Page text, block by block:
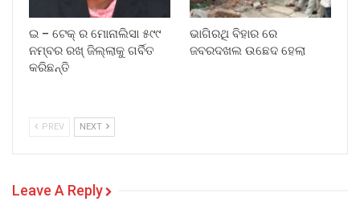
ଇ – ଟେକ୍ ର ମୋନାଲିସା ୫୯୯
ନମ୍ବର ରଖ୍ ଜିଲ୍ଲାକୁ ଗର୍ବିତ
କରିଛନ୍ତି
ଭାଗିରଥି ବିହାର ରେ
ଜବରଦଖଲ ଉଛେଦ ହେଲା
PREV NEXT
Leave A Reply